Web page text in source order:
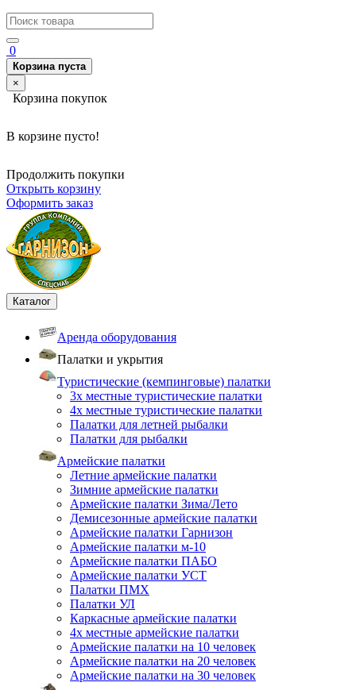
0
Корзина пуста
×
Корзина покупок
В корзине пусто!
Продолжить покупки
Открыть корзину
Оформить заказ
Каталог
Аренда оборудования
Палатки и укрытия
Туристические (кемпинговые) палатки
3х местные туристические палатки
4х местные туристические палатки
Палатки для летней рыбалки
Палатки для рыбалки
Армейские палатки
Летние армейские палатки
Зимние армейские палатки
Армейские палатки Зима/Лето
Демисезонные армейские палатки
Армейские палатки Гарнизон
Армейские палатки м-10
Армейские палатки ПАБО
Армейские палатки УСТ
Палатки ПМХ
Палатки УЛ
Каркасные армейские палатки
4х местные армейские палатки
Армейские палатки на 10 человек
Армейские палатки на 20 человек
Армейские палатки на 30 человек